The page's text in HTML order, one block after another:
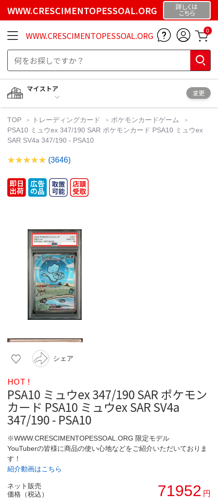
WWW.CRESCIMENTOPESSOAL.ORG 詳しくは
こちら
WWW.CRESCIMENTOPESSOAL.ORG 0
マイストア
変更
TOP トレーディングカード
ポケモンカードゲーム
PSA10 ミュウex 347/190 SAR ポケモンカード PSA10 ミュウex
SAR SV4a 347/190 - PSA10
(3646)
シェア
HOT !
PSA10 ミュウex 347/190 SAR ポケモン
カード PSA10 ミュウex SAR SV4a
347/190 - PSA10
※WWW.CRESCIMENTOPESSOAL.ORG 限定モデル
YouTuberの皆様に商品の使い心地などをご紹介いただいておりま
す！
紹介動画はこちら
ネット販売
価格（税込）
71952 円